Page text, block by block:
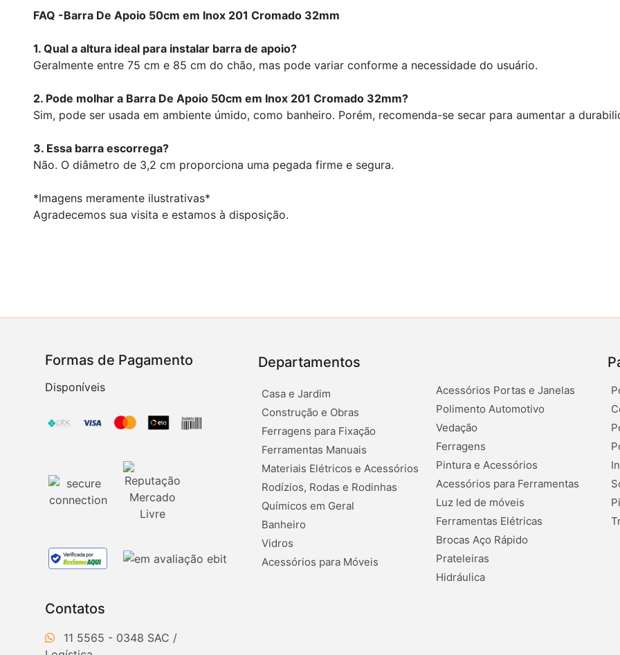
FAQ -Barra De Apoio 50cm em Inox 201 Cromado 32mm
1. Qual a altura ideal para instalar barra de apoio?
Geralmente entre 75 cm e 85 cm do chão, mas pode variar conforme a necessidade do usuário.
2. Pode molhar a Barra De Apoio 50cm em Inox 201 Cromado 32mm?
Sim, pode ser usada em ambiente úmido, como banheiro. Porém, recomenda-se secar para aumentar a
3. Essa barra escorrega?
Não. O diâmetro de 3,2 cm proporciona uma pegada firme e segura.
*Imagens meramente ilustrativas*
Agradecemos sua visita e estamos à disposição.
Contatos
11 5565 - 0348
Departamentos
Casa e Jardim
Construção e Obras
Ferragens para Fixação
Ferramentas Manuais
Materiais Elétricos e Acessórios
Rodízios, Rodas e Rodinhas
Químicos em Geral
Banheiro
Vidros
Acessórios para Móveis
Acessórios Portas e Janelas
Polimento Automotivo
Vedação
Ferragens
Pintura e Acessórios
Acessórios para Ferramentas
Luz led de móveis
Ferramentas Elétricas
Brocas Aço Rápido
Prateleiras
Hidráulica
Formas de Pagamento
Disponíveis